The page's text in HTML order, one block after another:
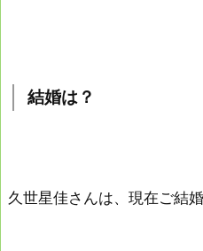
結婚は？
久世星佳さんは、現在ご結